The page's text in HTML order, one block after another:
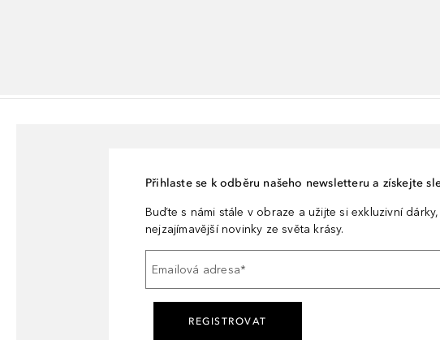
Přihlaste se k odběru našeho newsletteru a získejte
Buďte s námi stále v obraze a užijte si exkluzivní
nejzajímavější novinky ze světa krásy.
Emailová adresa*
REGISTROVAT